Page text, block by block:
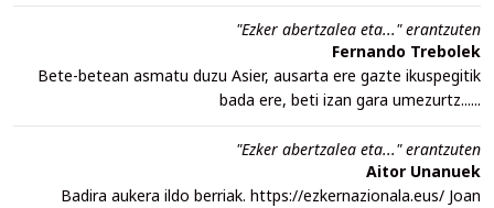
"Ezker abertzalea eta..." erantzuten
Fernando Trebolek
Bete-betean asmatu duzu Asier, ausarta ere gazte ikuspegitik
bada ere, beti izan gara umezurtz......
"Ezker abertzalea eta..." erantzuten
Aitor Unanuek
Badira aukera ildo berriak. https://ezkernazionala.eus/ Joan